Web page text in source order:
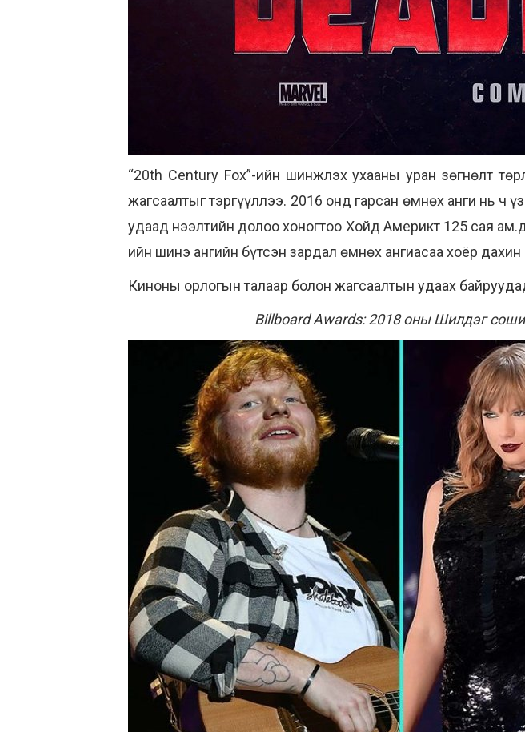
“20th Century Fox”-ийн шинжлэх ухааны уран зөгнөлт
жагсаалтыг тэргүүллээ. 2016 онд гарсан өмнөх анги нь ч
удаад нээлтийн долоо хоногтоо Хойд Америкт 125 сая
ийн шинэ ангийн бүтсэн зардал өмнөх ангиасаа хоёр
Киноны орлогын талаар болон жагсаалтын удаах
Billboard Awards: 2018 оны Шилдэг